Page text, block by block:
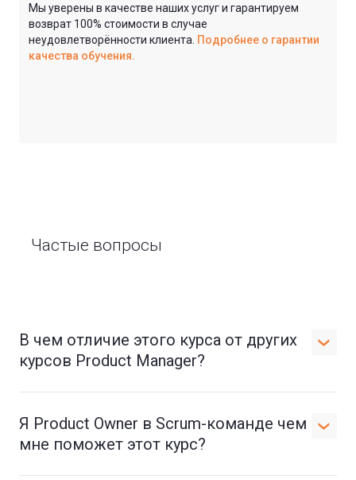
Мы уверены в качестве наших услуг и гарантируем
возврат 100% стоимости в случае
неудовлетворённости клиента. Подробнее о гарантии
качества обучения.
Частые вопросы
В чем отличие этого курса от других
курсов Product Manager?
Я Product Owner в Scrum-команде чем
мне поможет этот курс?